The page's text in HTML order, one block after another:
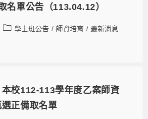
名單公告（113.04.12）
學士班公告 / 師資培育 / 最新消息
本校112-113學年度乙案師資
正備取名單